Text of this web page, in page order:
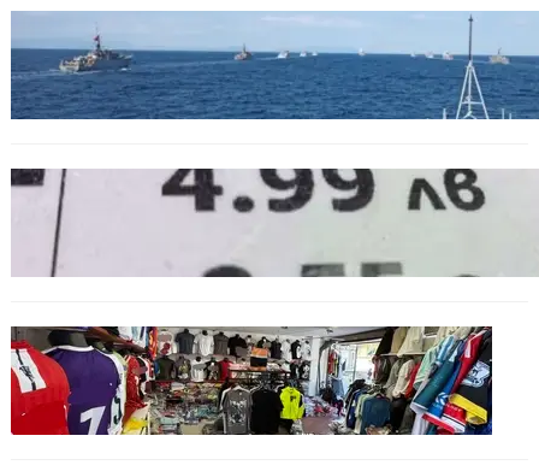
Нов минен ловец за българския флот
пристига до края на годината
БЪЛГАРИЯ
Левът изчезва от етикетите: Търговците
БЪЛГАРИЯ
Иззеха фалшиви стоки за близо 650 000
евро при акция във Варна и „Златни
пясъци“